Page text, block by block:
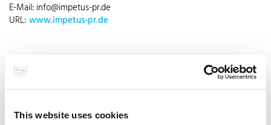
This website uses cookies
E-Mail: info@impetus-pr.de
URL: www.impetus-pr.de
L.N. Schaffrath DigitalMedien GmbH